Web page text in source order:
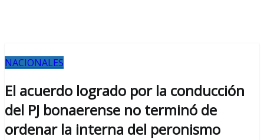
NACIONALES
El acuerdo logrado por la conducción
del PJ bonaerense no terminó de
ordenar la interna del peronismo